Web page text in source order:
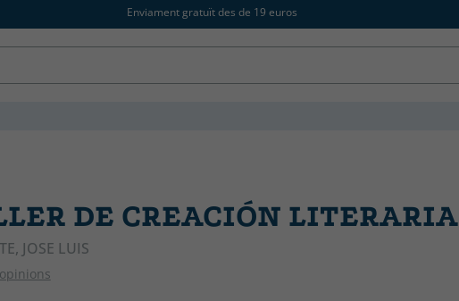
Enviament gratuït des de 19 euros
DE CREACIÓN LITERARIA
JOSE LUIS